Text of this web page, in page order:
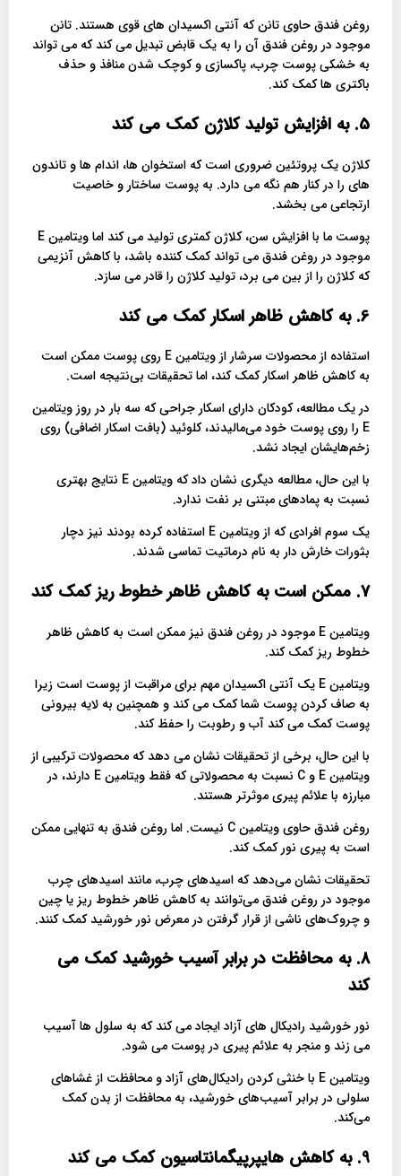
روغن فندق حاوی تانن که آنتی اکسیدان های قوی هستند. تانن
موجود در روغن فندق آن را به یک قابض تبدیل می کند که می تواند
به خشکی پوست چرب، پاکسازی و کوچک شدن منافذ و حذف
باکتری ها کمک کند.
5. به افزایش تولید کلاژن کمک می کند
کلاژن یک پروتئین ضروری است که استخوان ها، اندام ها و تاندون
های را در کنار هم نگه می دارد. به پوست ساختار و خاصیت
ارتجاعی می بخشد.
پوست ما با افزایش سن، کلاژن کمتری تولید می کند اما ویتامین E
موجود در روغن فندق می تواند کمک کننده باشد، با کاهش آنزیمی
که کلاژن را از بین می برد، تولید کلاژن را قادر می سازد.
6. به کاهش ظاهر اسکار کمک می کند
استفاده از محصولات سرشار از ویتامین E روی پوست ممکن است
به کاهش ظاهر اسکار کمک کند، اما تحقیقات بی‌نتیجه است.
در یک مطالعه، کودکان دارای اسکار جراحی که سه بار در روز ویتامین
E را روی پوست خود می‌مالیدند، کلوئید (بافت اسکار اضافی) روی
زخم‌هایشان ایجاد نشد.
با این حال، مطالعه دیگری نشان داد که ویتامین E نتایج بهتری
نسبت به پمادهای مبتنی بر نفت ندارد.
یک سوم افرادی که از ویتامین E استفاده کرده بودند نیز دچار
بثورات خارش دار به نام درماتیت تماسی شدند.
7. ممکن است به کاهش ظاهر خطوط ریز کمک کند
ویتامین E موجود در روغن فندق نیز ممکن است به کاهش ظاهر
خطوط ریز کمک کند.
ویتامین E یک آنتی اکسیدان مهم برای مراقبت از پوست است زیرا
به صاف کردن پوست شما کمک می کند و همچنین به لایه بیرونی
پوست کمک می کند آب و رطوبت را حفظ کند.
با این حال، برخی از تحقیقات نشان می دهد که محصولات ترکیبی از
ویتامین E و C نسبت به محصولاتی که فقط ویتامین E دارند، در
مبارزه با علائم پیری موثرتر هستند.
روغن فندق حاوی ویتامین C نیست. اما روغن فندق به تنهایی ممکن
است به پیری نور کمک کند.
تحقیقات نشان می‌دهد که اسیدهای چرب، مانند اسیدهای چرب
موجود در روغن فندق می‌توانند به کاهش ظاهر خطوط ریز یا چین
و چروک‌های ناشی از قرار گرفتن در معرض نور خورشید کمک کنند.
8. به محافظت در برابر آسیب خورشید کمک می
کند
نور خورشید رادیکال های آزاد ایجاد می کند که به سلول ها آسیب
می زند و منجر به علائم پیری در پوست می شود.
ویتامین E با خنثی کردن رادیکال‌های آزاد و محافظت از غشاهای
سلولی در برابر آسیب‌های خورشید، به محافظت از بدن کمک
می‌کند.
9. به کاهش هایپرپیگمانتاسیون کمک می کند